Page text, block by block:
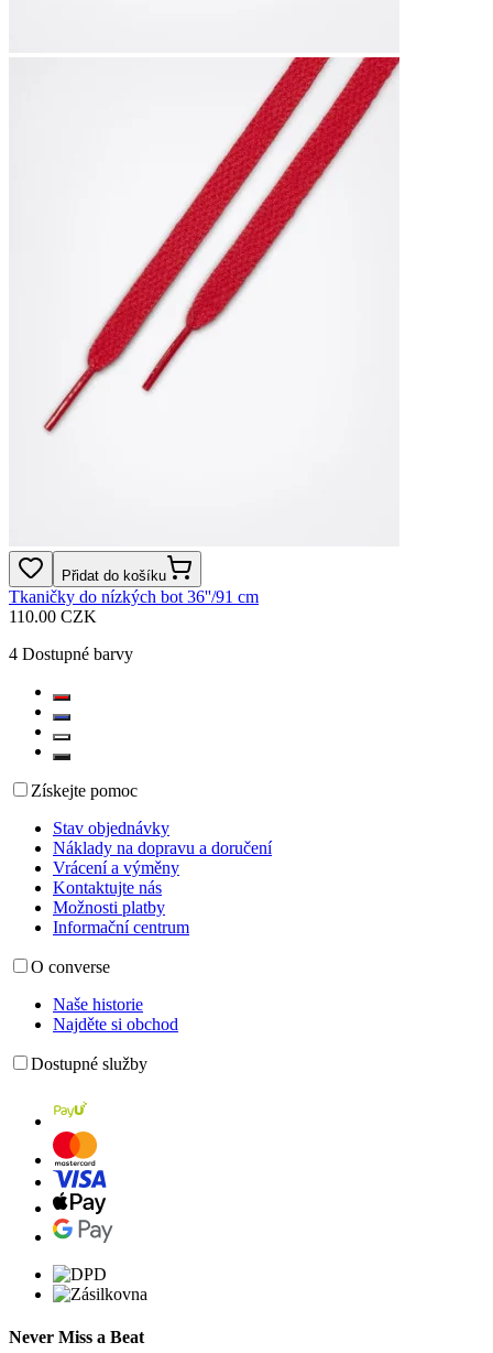
Přidat do košíku
Tkaničky do nízkých bot 36''/91 cm
110.00 CZK
4 Dostupné barvy
Získejte pomoc
Stav objednávky
Náklady na dopravu a doručení
Vrácení a výměny
Kontaktujte nás
Možnosti platby
Informační centrum
O converse
Naše historie
Najděte si obchod
Dostupné služby
Never Miss a Beat